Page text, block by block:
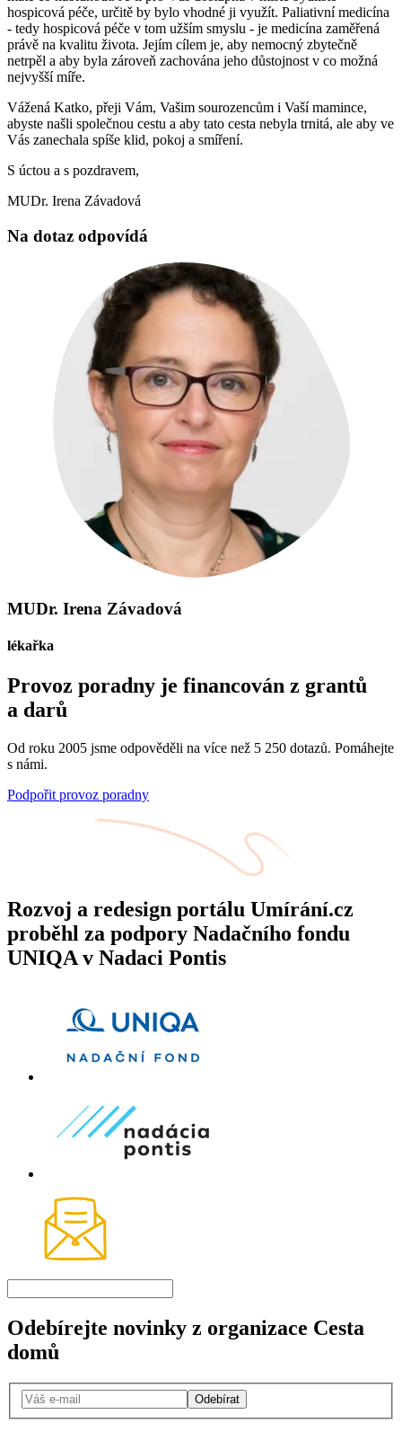
hospicová péče, určitě by bylo vhodné ji využít. Paliativní medicína
- tedy hospicová péče v tom užším smyslu - je medicína zaměřená
právě na kvalitu života. Jejím cílem je, aby nemocný zbytečně
netrpěl a aby byla zároveň zachována jeho důstojnost v co možná
nejvyšší míře.
Vážená Katko, přeji Vám, Vašim sourozencům i Vaší mamince,
abyste našli společnou cestu a aby tato cesta nebyla trnitá, ale aby ve
Vás zanechala spíše klid, pokoj a smíření.
S úctou a s pozdravem,
MUDr. Irena Závadová
Na dotaz odpovídá
MUDr. Irena Závadová
lékařka
Provoz poradny je financován z grantů
a darů
Od roku 2005 jsme odpověděli na více než 5 250 dotazů. Pomáhejte
s námi.
Podpořit provoz poradny
Rozvoj a redesign portálu Umírání.cz
proběhl za podpory Nadačního fondu
UNIQA v Nadaci Pontis
Odebírejte novinky z organizace Cesta
domů
Odebírat